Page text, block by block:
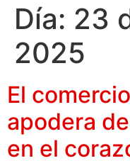
Día: 23
2025
El
apodera
en el